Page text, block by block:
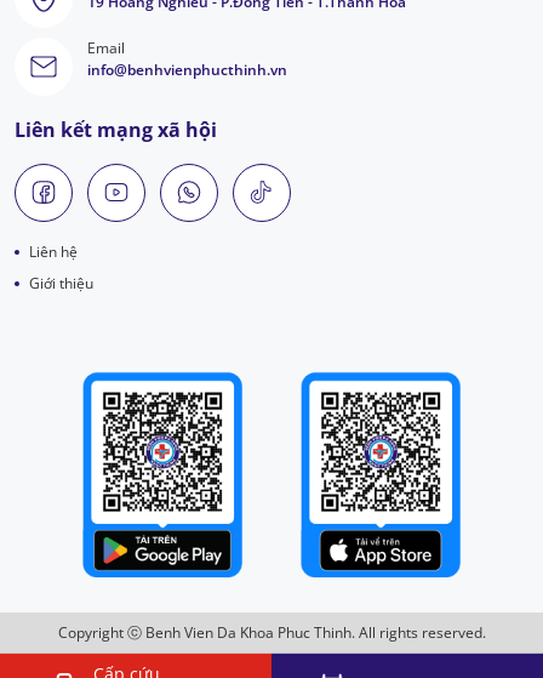
Email
info@benhvienphucthinh.vn
Liên kết mạng xã hội
Liên hệ
Giới thiệu
Copyright ⓒ Benh Vien Da Khoa Phuc Thinh. All rights reserved.